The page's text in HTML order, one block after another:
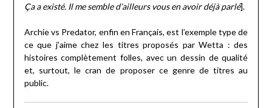
Ça a existé. Il me semble d’ailleurs vous en avoir déjà parlé].
Archie vs Predator, enfin en Français, est l’exemple type de
ce que j’aime chez les titres proposés par Wetta : des
histoires complètement folles, avec un dessin de qualité
et, surtout, le cran de proposer ce genre de titres au
public.